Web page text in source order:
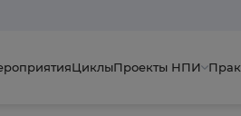
ЦиклыПроекты НПИ